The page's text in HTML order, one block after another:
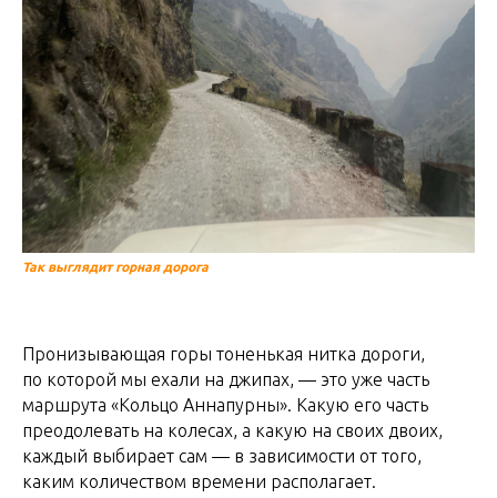
Так выглядит горная дорога
Пронизывающая горы тоненькая нитка дороги,
по которой мы ехали на джипах, — это уже часть
маршрута «Кольцо Аннапурны». Какую его часть
преодолевать на колесах, а какую на своих двоих,
каждый выбирает сам — в зависимости от того,
каким количеством времени располагает.